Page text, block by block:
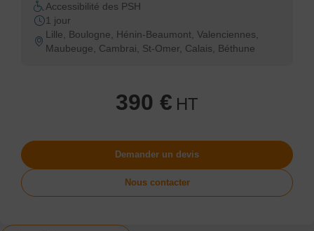
Accessibilité des PSH
1 jour
Lille, Boulogne, Hénin-Beaumont, Valenciennes,
Maubeuge, Cambrai, St-Omer, Calais, Béthune
390 € HT
Demander un devis
Nous contacter